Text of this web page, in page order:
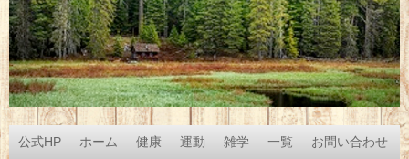
公式HP ホーム 健康 運動 雑学 一覧 お問い合わせ